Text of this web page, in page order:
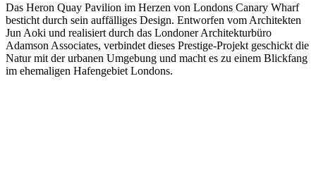
Das Heron Quay Pavilion im Herzen von Londons Canary Wharf
besticht durch sein auffälliges Design. Entworfen vom Architekten
Jun Aoki und realisiert durch das Londoner Architekturbüro
Adamson Associates, verbindet dieses Prestige-Projekt geschickt die
Natur mit der urbanen Umgebung und macht es zu einem Blickfang
im ehemaligen Hafengebiet Londons.